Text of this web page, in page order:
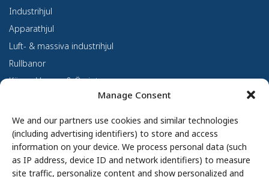
Manage Consent
We and our partners use cookies and similar technologies
(including advertising identifiers) to store and access
information on your device. We process personal data (such
as IP address, device ID and network identifiers) to measure
site traffic, personalize content and show personalized and
Industrihjul
Apparathjul
Luft- & massiva industrihjul
Rullbanor
Kärror, Vagnar & Övrigt
Om oss
Om Haco Tellus
Vår verksamhet
Vår historia